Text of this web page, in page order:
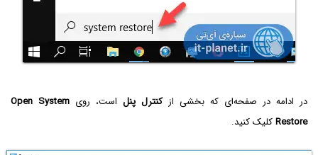
در ادامه در صفحه‌ای که بخشی ازکنترل پنل است، روی Open System
Restoreکلیک کنید.